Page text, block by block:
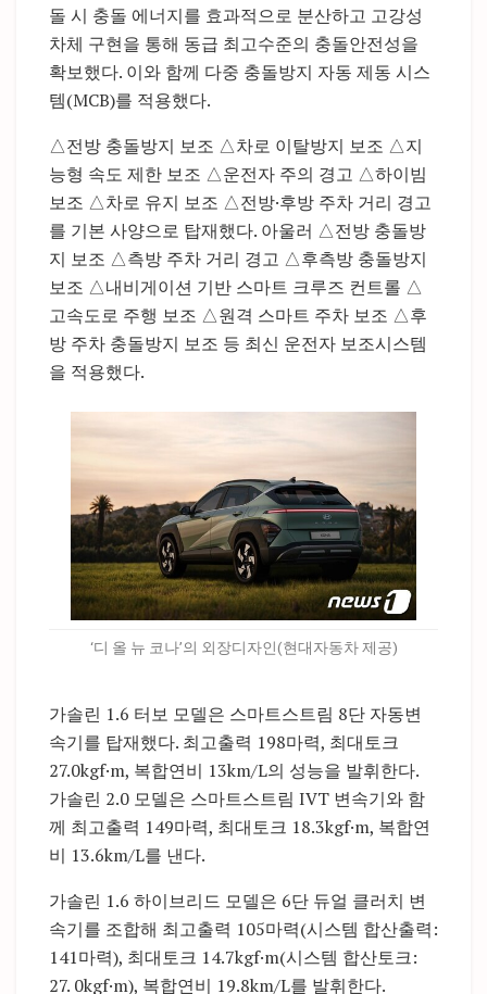
돌 시 충돌 에너지를 효과적으로 분산하고 고강성
차체 구현을 통해 동급 최고수준의 충돌안전성을
확보했다. 이와 함께 다중 충돌방지 자동 제동 시스
템(MCB)를 적용했다.
△전방 충돌방지 보조 △차로 이탈방지 보조 △지
능형 속도 제한 보조 △운전자 주의 경고 △하이빔
보조 △차로 유지 보조 △전방·후방 주차 거리 경고
를 기본 사양으로 탑재했다. 아울러 △전방 충돌방
지 보조 △측방 주차 거리 경고 △후측방 충돌방지
보조 △내비게이션 기반 스마트 크루즈 컨트롤 △
고속도로 주행 보조 △원격 스마트 주차 보조 △후
방 주차 충돌방지 보조 등 최신 운전자 보조시스템
을 적용했다.
‘디 올 뉴 코나’의 외장디자인(현대자동차 제공)
가솔린 1.6 터보 모델은 스마트스트림 8단 자동변
속기를 탑재했다. 최고출력 198마력, 최대토크
27.0kgf·m, 복합연비 13km/L의 성능을 발휘한다.
가솔린 2.0 모델은 스마트스트림 IVT 변속기와 함
께 최고출력 149마력, 최대토크 18.3kgf·m, 복합연
비 13.6km/L를 낸다.
가솔린 1.6 하이브리드 모델은 6단 듀얼 클러치 변
속기를 조합해 최고출력 105마력(시스템 합산출력:
141마력), 최대토크 14.7kgf·m(시스템 합산토크:
27. 0kgf·m), 복합연비 19.8km/L를 발휘한다.